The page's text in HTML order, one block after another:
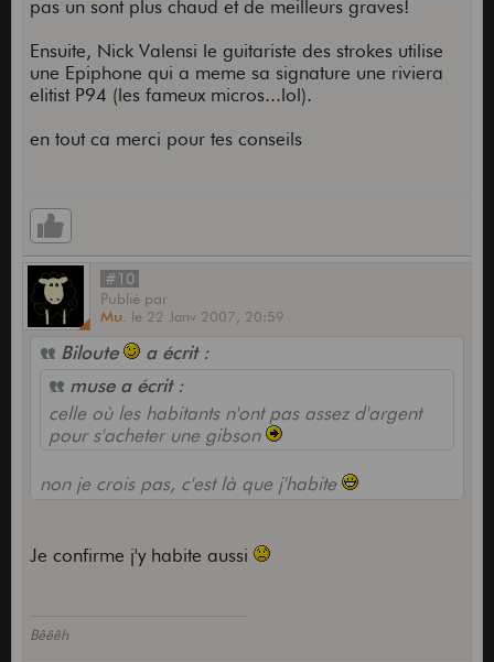
pas un sont plus chaud et de meilleurs graves!
Ensuite, Nick Valensi le guitariste des strokes utilise
une Epiphone qui a meme sa signature une riviera
elitist P94 (les fameux micros...lol).
en tout ca merci pour tes conseils
#10
Publié par
Mu. le 22 Janv 2007, 20:59
Biloute
a écrit :
muse a écrit :
celle où les habitants n'ont pas assez d'argent
pour s'acheter une gibson
non je crois pas, c'est là que j'habite
Je confirme j'y habite aussi
Bêêêh